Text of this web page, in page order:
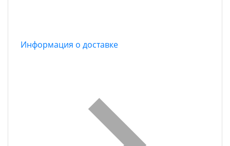
Информация о доставке